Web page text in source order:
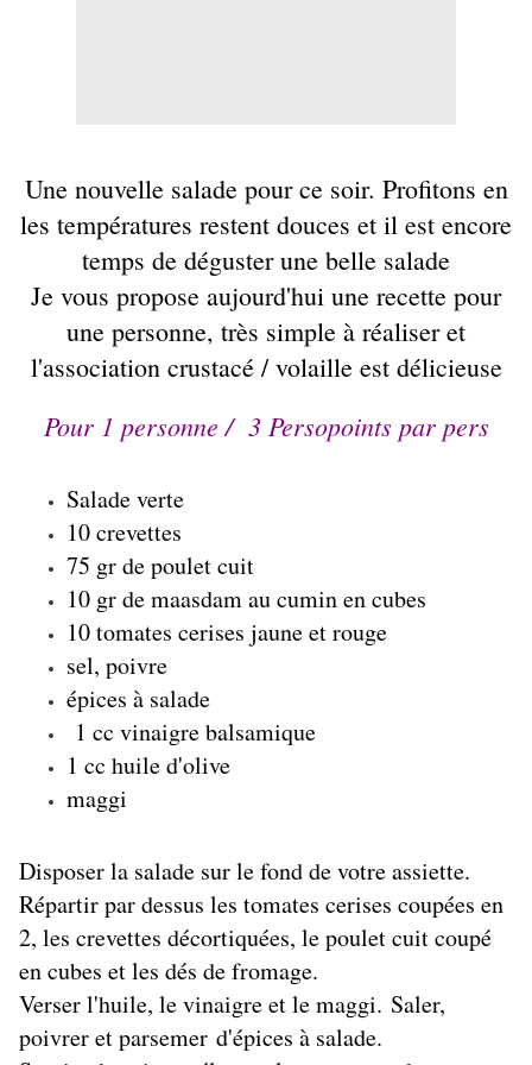
Une nouvelle saladepour ce soir. Profitons en
les températures restent douces et il est encore
temps de déguster une belle salade
Je vous propose aujourd'hui une recette pour
une personne, très simple à réaliser et
l'association crustacé / volaille est délicieuse
Pour 1 personne / 3 Persopoints par pers
Salade verte
10 crevettes
75 gr de poulet cuit
10 gr de maasdam au cumin en cubes
10 tomates cerises jaune et rouge
sel, poivre
épices à salade
1 cc vinaigre balsamique
1 cc huile d'olive
maggi
Disposer la salade sur le fond de votre assiette.
Répartir par dessus les tomates cerises coupées en
2, les crevettes décortiquées, le poulet cuit coupé
en cubes et les dés de fromage.
Verser l'huile, le vinaigre et le maggi. Saler,
poivrer et parsemer d'épices à salade.